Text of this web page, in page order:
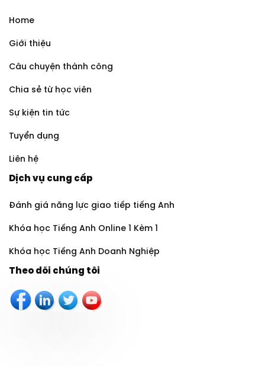
Home
Giới thiệu
Câu chuyện thành công
Chia sẻ từ học viên
Sự kiện tin tức
Tuyển dụng
Liên hệ
Dịch vụ cung cấp
Đánh giá năng lực giao tiếp tiếng Anh
Khóa học Tiếng Anh Online 1 Kèm 1
Khóa học Tiếng Anh Doanh Nghiệp
Theo dõi chúng tôi